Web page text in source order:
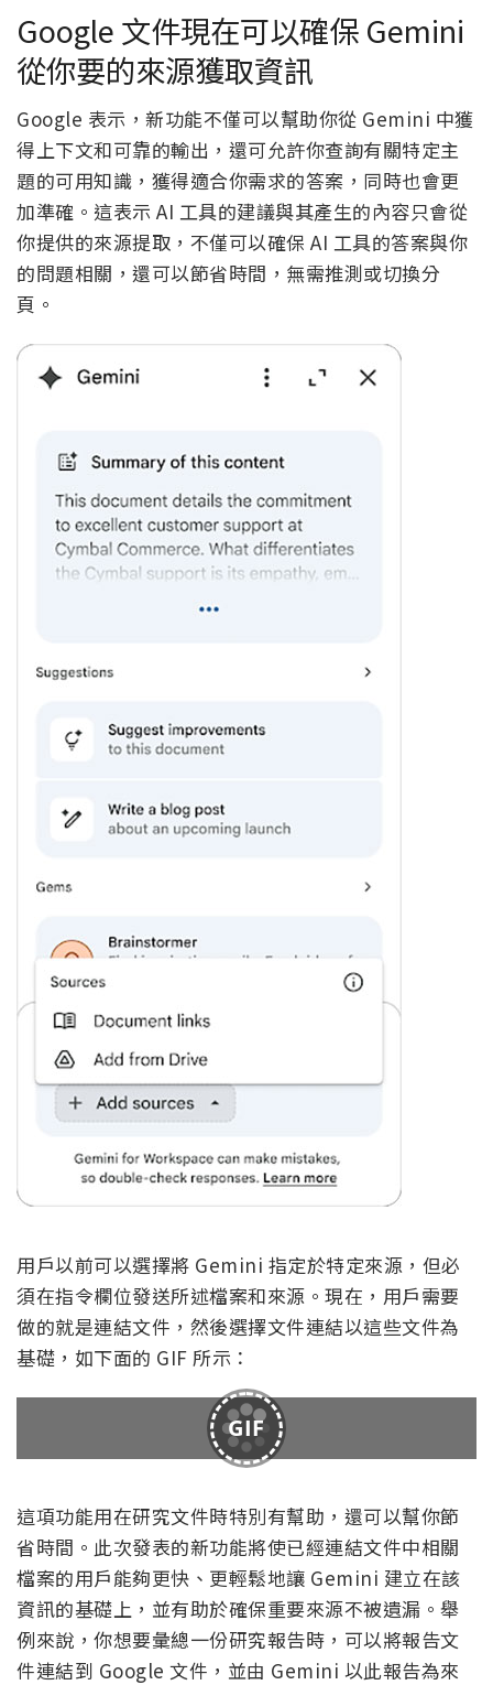
Google 文件現在可以確保 Gemini
從你要的來源獲取資訊
Google 表示，新功能不僅可以幫助你從 Gemini 中獲
得上下文和可靠的輸出，還可允許你查詢有關特定主
題的可用知識，獲得適合你需求的答案，同時也會更
加準確。這表示 AI 工具的建議與其產生的內容只會從
你提供的來源提取，不僅可以確保 AI 工具的答案與你
的問題相關，還可以節省時間，無需推測或切換分
頁。
用戶以前可以選擇將 Gemini 指定於特定來源，但必
須在指令欄位發送所述檔案和來源。現在，用戶需要
做的就是連結文件，然後選擇文件連結以這些文件為
基礎，如下面的 GIF 所示：
GIF
這項功能用在研究文件時特別有幫助，還可以幫你節
省時間。此次發表的新功能將使已經連結文件中相關
檔案的用戶能夠更快、更輕鬆地讓 Gemini 建立在該
資訊的基礎上，並有助於確保重要來源不被遺漏。舉
例來說，你想要彙總一份研究報告時，可以將報告文
件連結到 Google 文件，並由 Gemini 以此報告為來